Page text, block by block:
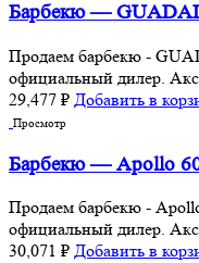
Барбекю —
Продаем барбекю -
официальный дилер.
29,477 ₽ Добавить в
Просмотр
Барбекю — Apollo
Продаем барбекю -
официальный дилер.
30,071 ₽ Добавить в